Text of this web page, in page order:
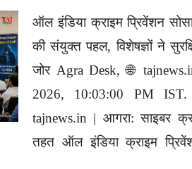
ऑल इंडिया क्राइम प्रिवेंशन
की संयुक्त पहल, विशेषज्ञों ने
जोर Agra Desk, 🌐
2026, 10:03:00 PM
tajnews.in | आगरा: साइबर
तहत ऑल इंडिया क्राइम